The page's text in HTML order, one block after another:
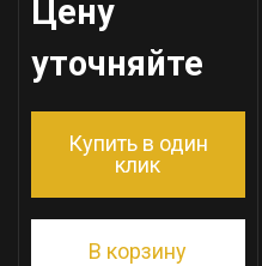
Цену
уточняйте
Купить в один
клик
В корзину